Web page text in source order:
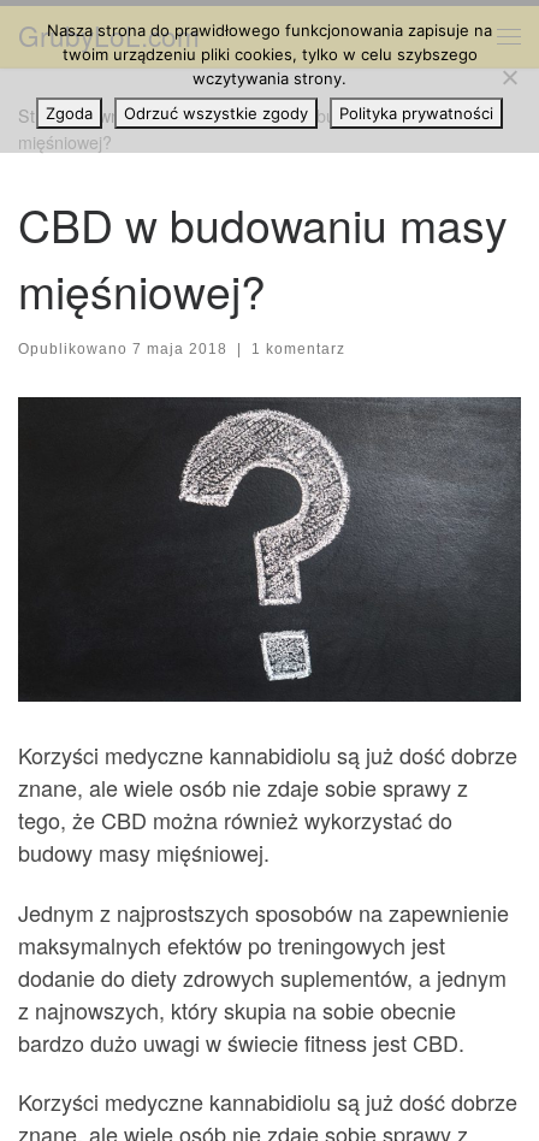
Przejdź do treści
GrubyLoL.com
Strona główna » Ciekawostki » CBD w budowaniu masy
mięśniowej?
CBD w budowaniu masy
mięśniowej?
Opublikowano 7 maja 2018 | 1 komentarz
Korzyści medyczne kannabidiolu są już dość dobrze
znane, ale wiele osób nie zdaje sobie sprawy z
tego, że CBD można również wykorzystać do
budowy masy mięśniowej.
Jednym z najprostszych sposobów na zapewnienie
maksymalnych efektów po treningowych jest
dodanie do diety zdrowych suplementów, a jednym
z najnowszych, który skupia na sobie obecnie
bardzo dużo uwagi w świecie fitness jest CBD.
Korzyści medyczne kannabidiolu są już dość dobrze
znane, ale wiele osób nie zdaje sobie sprawy z
Nasza strona do prawidłowego funkcjonowania zapisuje na
twoim urządzeniu pliki cookies, tylko w celu szybszego
wczytywania strony.
Zgoda
Odrzuć wszystkie zgody Polityka prywatności